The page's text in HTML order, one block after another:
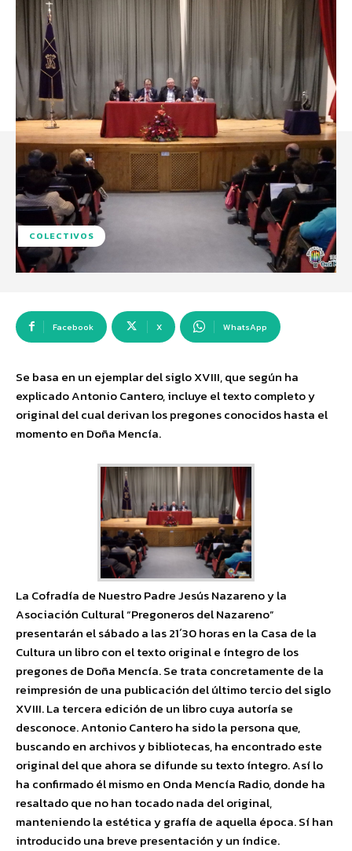
COLECTIVOS
Facebook X WhatsApp
Se basa en un ejemplar del siglo XVIII, que según ha
explicado Antonio Cantero, incluye el texto completo y
original del cual derivan los pregones conocidos hasta el
momento en Doña Mencía.
La Cofradía de Nuestro Padre Jesús Nazareno y la
Asociación Cultural “Pregoneros del Nazareno”
presentarán el sábado a las 21´30 horas en la Casa de la
Cultura un libro con el texto original e íntegro de los
pregones de Doña Mencía. Se trata concretamente de la
reimpresión de una publicación del último tercio del siglo
XVIII. La tercera edición de un libro cuya autoría se
desconoce. Antonio Cantero ha sido la persona que,
buscando en archivos y bibliotecas, ha encontrado este
original del que ahora se difunde su texto íntegro. Así lo
ha confirmado él mismo en Onda Mencía Radio, donde ha
resaltado que no han tocado nada del original,
manteniendo la estética y grafía de aquella época. Sí han
introducido una breve presentación y un índice.